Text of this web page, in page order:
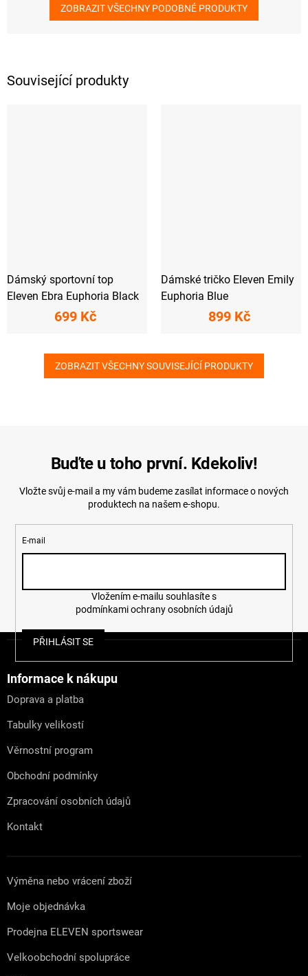
Související produkty
Dámský sportovní top
Eleven Ebra Euphoria Black
699 Kč
Dámské tričko Eleven Emily
Euphoria Blue
899 Kč
ZOBRAZIT VŠECHNY SOUVISEJÍCÍ PRODUKTY
ZOBRAZIT VŠECHNY PODOBNÉ PRODUKTY
Buďte u toho první. Kdekoliv!
Vložte svůj e-mail a my vám budeme zasílat informace o nových
produktech na našem e-shopu.
E-mail
podmínkami ochrany osobních údajů
PŘIHLÁSIT SE
Informace k nákupu
Doprava a platba
Tabulky velikostí
Věrnostní program
Obchodní podmínky
Zpracování osobních údajů
Kontakt
Výměna nebo vrácení zboží
Moje objednávka
Prodejna ELEVEN sportswear
Velkoobchodní spolupráce